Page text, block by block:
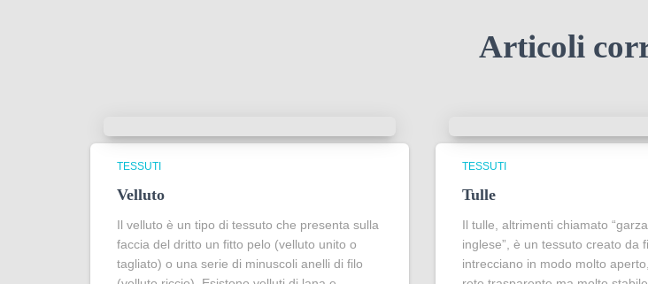
Articoli
TESSUTI
Velluto
Il velluto è un tipo di tessuto che presenta sulla
faccia del dritto un fitto pelo (velluto unito o
tagliato) o una serie di minuscoli anelli di filo
TESSUTI
Tulle
Il tulle, altrimenti chiamato
inglese”, è un tessuto creato da
intrecciano in modo molto